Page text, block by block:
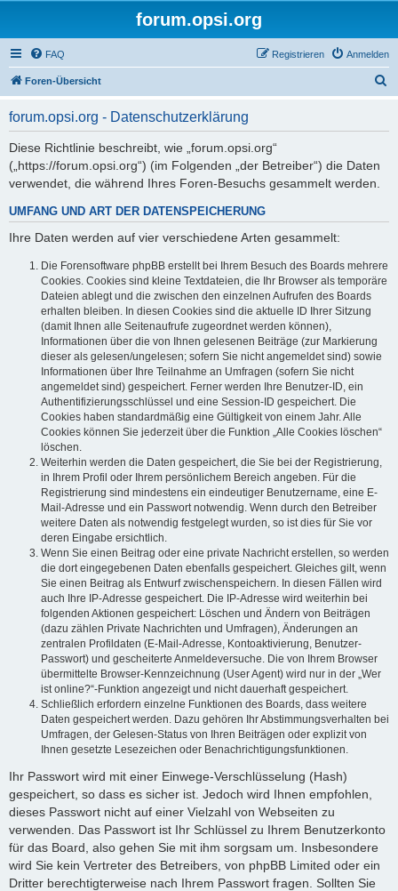
forum.opsi.org
FAQ Anmelden
Registrieren
Foren-Übersicht
forum.opsi.org - Datenschutzerklärung
Diese Richtlinie beschreibt, wie „forum.opsi.org“
(„https://forum.opsi.org“) (im Folgenden „der Betreiber“) die Daten
verwendet, die während Ihres Foren-Besuchs gesammelt werden.
UMFANG UND ART DER DATENSPEICHERUNG
Ihre Daten werden auf vier verschiedene Arten gesammelt:
Die Forensoftware phpBB erstellt bei Ihrem Besuch des Boards mehrere
Cookies. Cookies sind kleine Textdateien, die Ihr Browser als temporäre
Dateien ablegt und die zwischen den einzelnen Aufrufen des Boards
erhalten bleiben. In diesen Cookies sind die aktuelle ID Ihrer Sitzung
(damit Ihnen alle Seitenaufrufe zugeordnet werden können),
Informationen über die von Ihnen gelesenen Beiträge (zur Markierung
dieser als gelesen/ungelesen; sofern Sie nicht angemeldet sind) sowie
Informationen über Ihre Teilnahme an Umfragen (sofern Sie nicht
angemeldet sind) gespeichert. Ferner werden Ihre Benutzer-ID, ein
Authentifizierungsschlüssel und eine Session-ID gespeichert. Die
Cookies haben standardmäßig eine Gültigkeit von einem Jahr. Alle
Cookies können Sie jederzeit über die Funktion „Alle Cookies löschen“
löschen.
Weiterhin werden die Daten gespeichert, die Sie bei der Registrierung,
in Ihrem Profil oder Ihrem persönlichem Bereich angeben. Für die
Registrierung sind mindestens ein eindeutiger Benutzername, eine E-
Mail-Adresse und ein Passwort notwendig. Wenn durch den Betreiber
weitere Daten als notwendig festgelegt wurden, so ist dies für Sie vor
deren Eingabe ersichtlich.
Wenn Sie einen Beitrag oder eine private Nachricht erstellen, so werden
die dort eingegebenen Daten ebenfalls gespeichert. Gleiches gilt, wenn
Sie einen Beitrag als Entwurf zwischenspeichern. In diesen Fällen wird
auch Ihre IP-Adresse gespeichert. Die IP-Adresse wird weiterhin bei
folgenden Aktionen gespeichert: Löschen und Ändern von Beiträgen
(dazu zählen Private Nachrichten und Umfragen), Änderungen an
zentralen Profildaten (E-Mail-Adresse, Kontoaktivierung, Benutzer-
Passwort) und gescheiterte Anmeldeversuche. Die von Ihrem Browser
übermittelte Browser-Kennzeichnung (User Agent) wird nur in der „Wer
ist online?“-Funktion angezeigt und nicht dauerhaft gespeichert.
Schließlich erfordern einzelne Funktionen des Boards, dass weitere
Daten gespeichert werden. Dazu gehören Ihr Abstimmungsverhalten bei
Umfragen, der Gelesen-Status von Ihren Beiträgen oder explizit von
Ihnen gesetzte Lesezeichen oder Benachrichtigungsfunktionen.
Ihr Passwort wird mit einer Einwege-Verschlüsselung (Hash)
gespeichert, so dass es sicher ist. Jedoch wird Ihnen empfohlen,
dieses Passwort nicht auf einer Vielzahl von Webseiten zu
verwenden. Das Passwort ist Ihr Schlüssel zu Ihrem Benutzerkonto
für das Board, also gehen Sie mit ihm sorgsam um. Insbesondere
wird Sie kein Vertreter des Betreibers, von phpBB Limited oder ein
Dritter berechtigterweise nach Ihrem Passwort fragen. Sollten Sie